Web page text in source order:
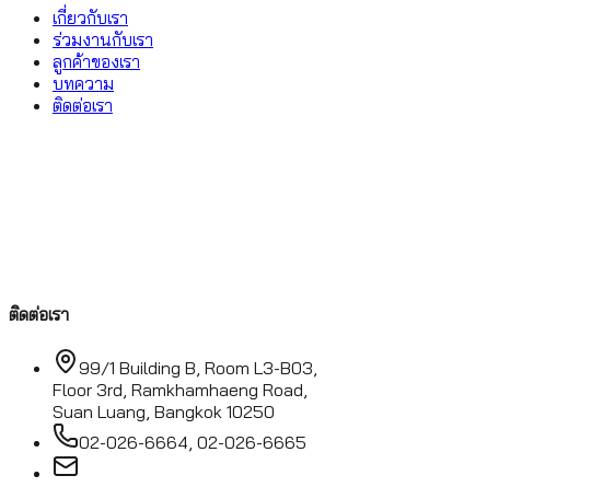
เกี่ยวกับเรา
ร่วมงานกับเรา
ลูกค้าของเรา
บทความ
ติดต่อเรา
ติดต่อเรา
99/1 Building B, Room L3-B03,
Floor 3rd, Ramkhamhaeng Road,
Suan Luang, Bangkok 10250
02-026-6664, 02-026-6665